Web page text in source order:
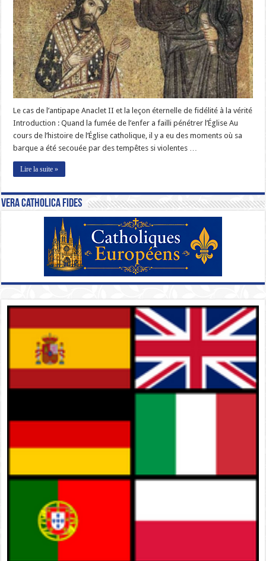
Le cas de l’antipape Anaclet II et la leçon éternelle de fidélité à la vérité
Introduction : Quand la fumée de l’enfer a failli pénétrer l’Église Au
cours de l’histoire de l’Église catholique, il y a eu des moments où sa
barque a été secouée par des tempêtes si violentes …
Lire la suite »
Vera Catholica Fides